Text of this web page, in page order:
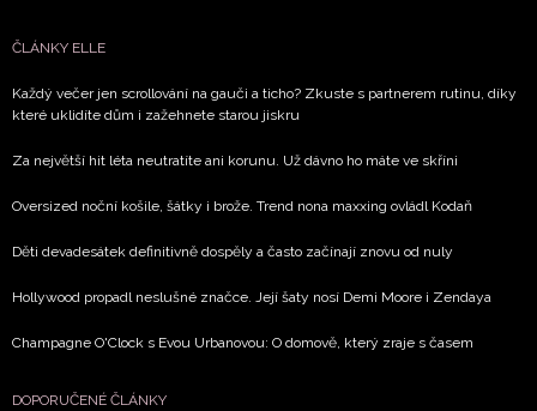
informace od našich partnerů? Pokud souhlasíte se
zpracováním údajů k tomuto účelu podle
soukromí BurdaMedia Extra s.r.o.
ČLÁNKY ELLE
Každý večer jen scrollování na gauči a ticho? Zkuste s partnerem rutinu, díky
které uklidíte dům i zažehnete starou jiskru
Za největší hit léta neutratíte ani korunu. Už dávno ho máte ve skříni
Oversized noční košile, šátky i brože. Trend nona maxxing ovládl Kodaň
Děti devadesátek definitivně dospěly a často začínají znovu od nuly
Hollywood propadl neslušné značce. Její šaty nosí Demi Moore i Zendaya
Champagne O'Clock s Evou Urbanovou: O domově, který zraje s časem
DOPORUČENÉ ČLÁNKY